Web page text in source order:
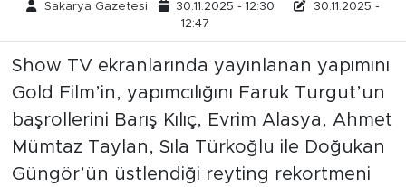
Sakarya Gazetesi 30.11.2025 - 12:30
30.11.2025 -
12:47
Show TV ekranlarında yayınlanan yapımını
Gold Film’in, yapımcılığını Faruk Turgut’un
başrollerini Barış Kılıç, Evrim Alasya, Ahmet
Mümtaz Taylan, Sıla Türkoğlu ile Doğukan
Güngör’ün üstlendiği reyting rekortmeni